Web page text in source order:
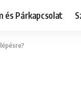
és Párkapcsolat